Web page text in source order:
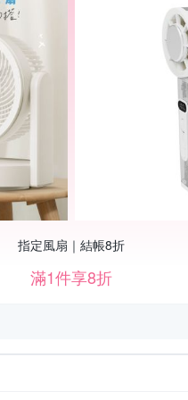
指定風扇｜結帳8折
滿1件享8折